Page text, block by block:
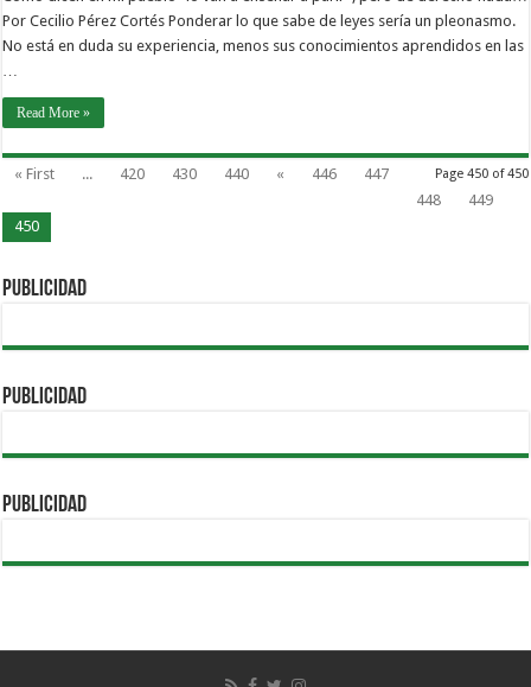
Por Cecilio Pérez Cortés Ponderar lo que sabe de leyes sería un pleonasmo.
No está en duda su experiencia, menos sus conocimientos aprendidos en las
Read More »
Page 450 of 450
« First ... 420 430 440 « 446
447
448
449
450
PUBLICIDAD
PUBLICIDAD
PUBLICIDAD